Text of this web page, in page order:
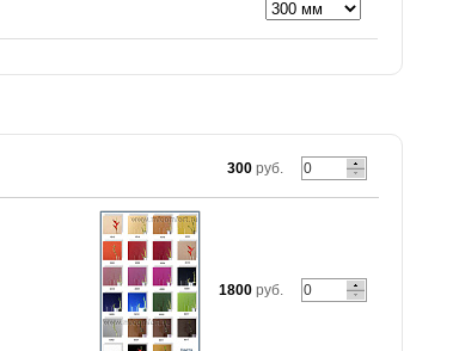
300 руб.
1800 руб.